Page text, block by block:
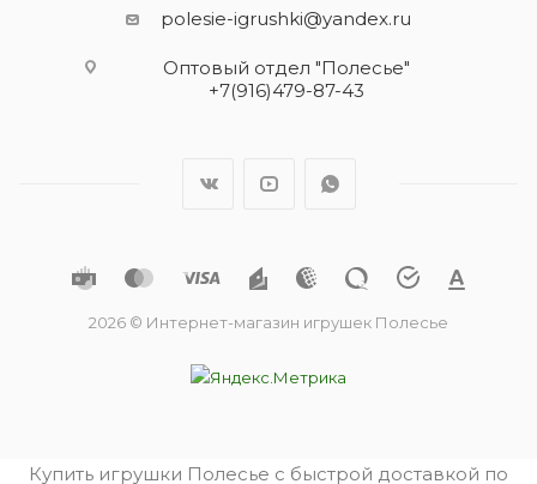
polesie-igrushki@yandex.ru
Оптовый отдел "Полесье"
+7(916)479-87-43
2026 © Интернет-магазин игрушек Полесье
Купить игрушки Полесье с быстрой доставкой по